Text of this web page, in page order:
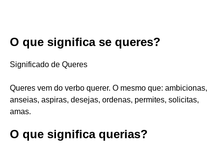
O que significa se queres?
Significado de Queres
Queres vem do verbo querer. O mesmo que: ambicionas,
anseias, aspiras, desejas, ordenas, permites, solicitas,
amas.
O que significa querias?